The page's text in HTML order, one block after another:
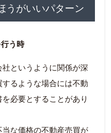
うがいいパターン
う時
というように関係が深
るような場合には不動
必要とすることがあり
な価格の不動産売買が